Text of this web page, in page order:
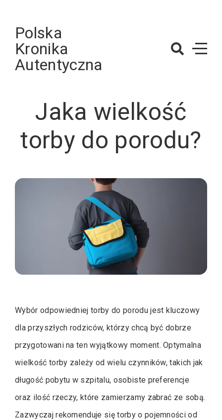
contentPolska
Kronika
Autentyczna
Jaka wielkość
torby do porodu?
Wybór odpowiedniej torby do porodu jest kluczowy
dla przyszłych rodziców, którzy chcą być dobrze
przygotowani na ten wyjątkowy moment. Optymalna
wielkość torby zależy od wielu czynników, takich jak
długość pobytu w szpitalu, osobiste preferencje
oraz ilość rzeczy, które zamierzamy zabrać ze sobą.
Zazwyczaj rekomenduje się torby o pojemności od